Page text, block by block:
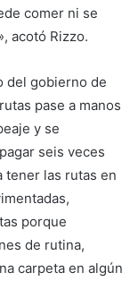
comer ni se
acotó Rizzo.
del gobierno de
pase a manos
y se
seis veces
tener las rutas en
porque
de rutina,
carpeta en algún